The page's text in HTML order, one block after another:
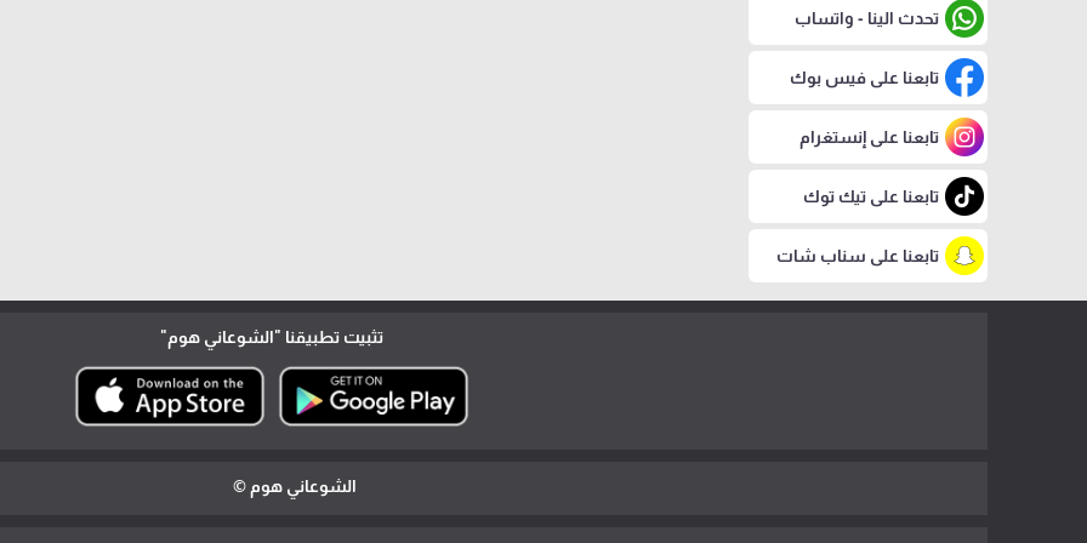
تحدث الينا - واتساب
تابعنا على فيس بوك
تابعنا على إنستغرام
تابعنا على تيك توك
تابعنا على سناب شات
تثبيت تطبيقنا "الشوعاني هوم"
الشوعاني هوم ©